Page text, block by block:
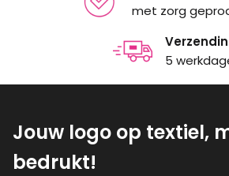
met zorg
5
Jouw logo op textiel,
bedrukt!